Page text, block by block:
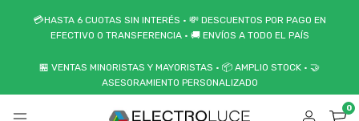
💳HASTA 6 CUOTAS SIN INTERÉS • 💸 DESCUENTOS POR PAGO EN
EFECTIVO O TRANSFERENCIA • 🚚 ENVÍOS A TODO EL PAÍS
🏪 VENTAS MINORISTAS Y MAYORISTAS • 📦 AMPLIO STOCK • 🤝
ASESORAMIENTO PERSONALIZADO
0